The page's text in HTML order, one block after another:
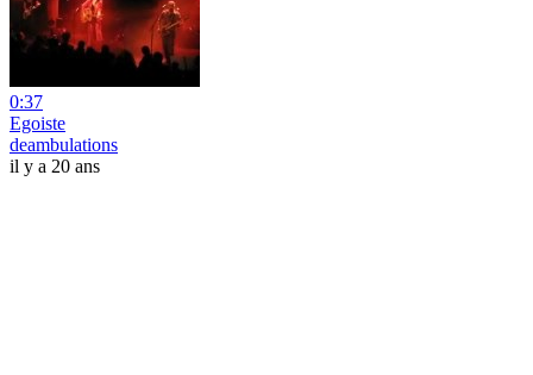
0:37
Egoiste
deambulations
il y a 20 ans